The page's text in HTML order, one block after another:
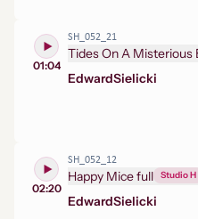
01:04
SH_052_21
Tides On A Misterious
EdwardSielicki
02:20
SH_052_12
Happy Mice full Studio H
EdwardSielicki